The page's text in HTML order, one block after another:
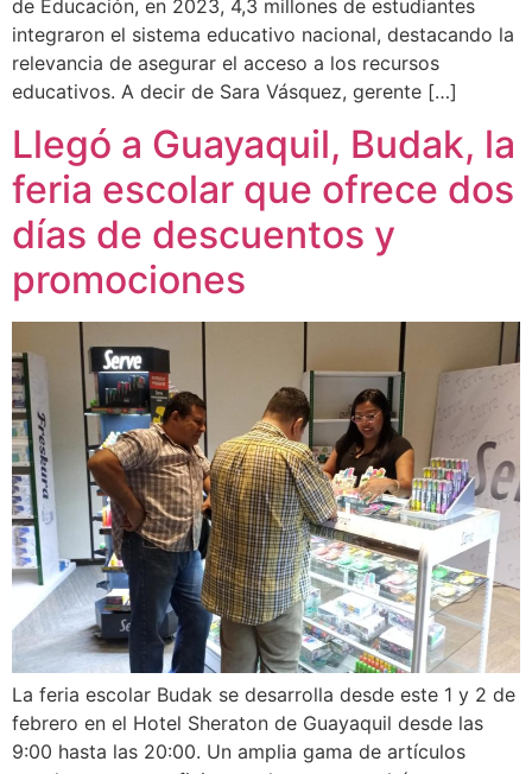
de Educación, en 2023, 4,3 millones de estudiantes
integraron el sistema educativo nacional, destacando la
relevancia de asegurar el acceso a los recursos
educativos. A decir de Sara Vásquez, gerente […]
Llegó a Guayaquil, Budak, la
feria escolar que ofrece dos
días de descuentos y
promociones
La feria escolar Budak se desarrolla desde este 1 y 2 de
febrero en el Hotel Sheraton de Guayaquil desde las
9:00 hasta las 20:00. Un amplia gama de artículos